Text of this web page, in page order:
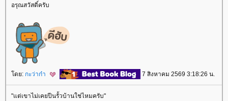
อรุณสวัสดิ์ครับ
ดย: กะว่าก๋า 7 สิงหาคม 2569 3:18:26 น.
"แต่เขาไม่เคยปีนรั้วบ้านใช่ไหมครับ"